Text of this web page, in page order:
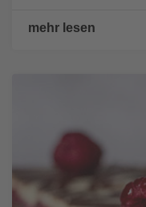
mehr lesen